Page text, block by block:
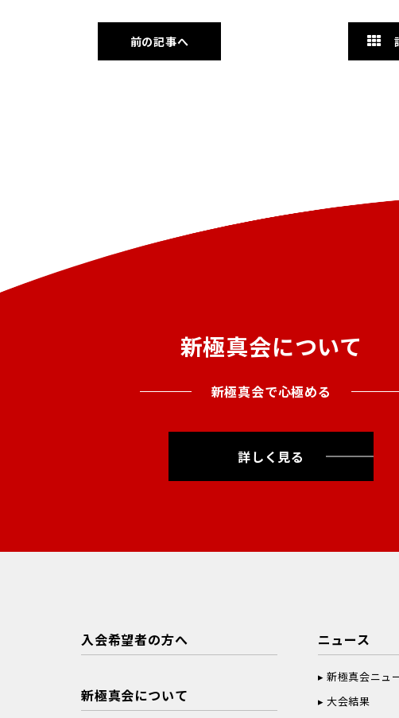
前の記事へ
新極真会について
新極真会で心極める
詳しく見る
入会希望者の方へ
新極真会について
ニュース
新極真会ニュ
大会結果